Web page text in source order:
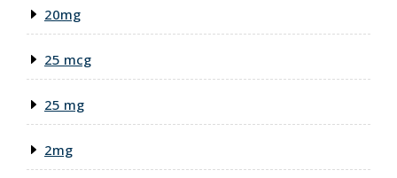
20mg
25 mcg
25 mg
2mg